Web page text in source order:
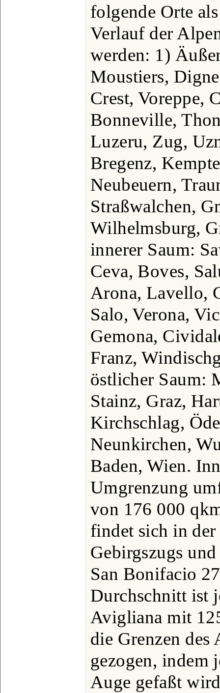
folgende Orte
Verlauf der
werden: 1)
Moustiers,
Crest, Voreppe,
Bonneville,
Luzeru, Zug,
Bregenz,
Neubeuern,
Straßwalchen,
Wilhelmsburg,
innerer Saum:
Ceva, Boves,
Arona, Lavello,
Salo, Verona,
Gemona,
Franz,
östlicher Saum:
Stainz, Graz,
Kirchschlag,
Neunkirchen,
Baden, Wien.
Umgrenzung
von 176 000
findet sich in
Gebirgszugs
San Bonifacio
Durchschnitt ist
Avigliana mit
die Grenzen des
gezogen, indem
Auge gefaßt